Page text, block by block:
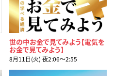
世の中お金で見てみよう【電気を
お金で見てみよう】
8月11日(火) 夜2:06〜2:55